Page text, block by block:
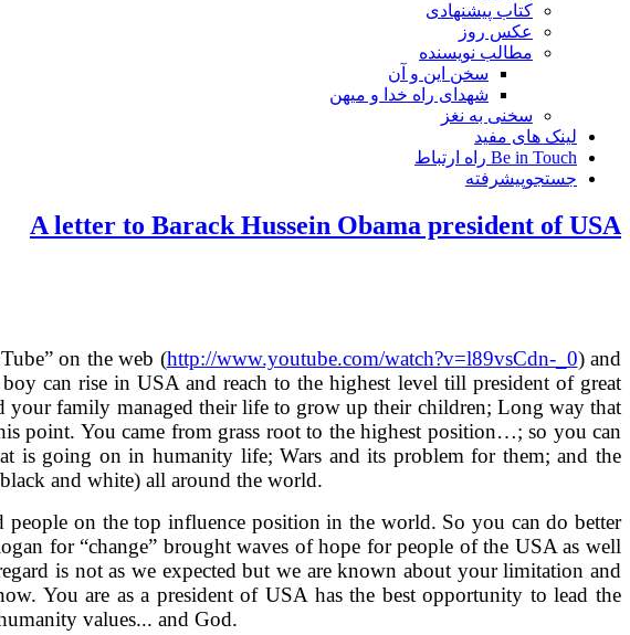
کتاب پیشنهادی
عکس روز
مطالب نویسنده
سخن این و آن
شهدای راه خدا و میهن
سخنی به نغز
لینک های مفید
Be in Touch راه ارتباط
جستجوپیشرفته
A letter to Barack Hussein Obama president of USA
on the web (http://www.youtube.com/watch?v=l89vsCdn-_0) and
can rise in USA and reach to the highest level till president of great
your family managed their life to grow up their children; Long way that
point. You came from grass root to the highest position…; so you can
is going on in humanity life; Wars and its problem for them; and the
and white) all around the world.
people on the top influence position in the world. So you can do better
for “change” brought waves of hope for people of the USA as well
is not as we expected but we are known about your limitation and
You are as a president of USA has the best opportunity to lead the
values... and God.